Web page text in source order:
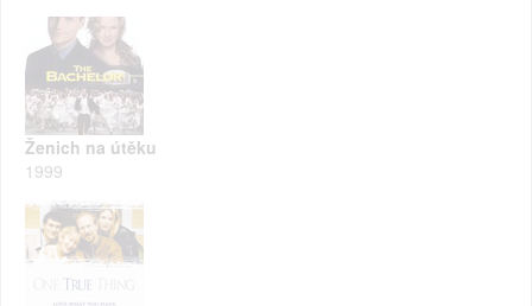
Ženich na útěku
1999